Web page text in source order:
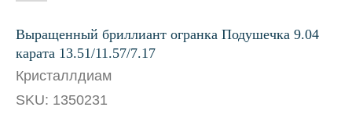
Выращенный бриллиант огранка Подушечка 9.04
карата 13.51/11.57/7.17
Кристаллдиам
SKU: 1350231